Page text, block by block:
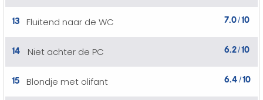
13 Fluitend naar de WC 7.0/10
14 Niet achter de PC 6.2/10
15 Blondje met olifant 6.4 /10